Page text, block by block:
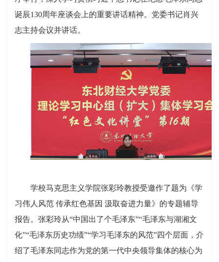
诞辰130周年座谈会上的重要讲话精神。党委书记肖兴
志主持会议并讲话。
学校马克思主义学院张彩玲教授受邀作了题为《学
习伟人风范 传承红色基因 汲取奋进力量》的专题辅导
报告。张彩玲从“中国出了个毛泽东”“毛泽东与湖湘文
化”“毛泽东历史功绩”“学习毛泽东的风范”四个层面，介
绍了毛泽东同志作为党的第一代中央领导集体的核心为